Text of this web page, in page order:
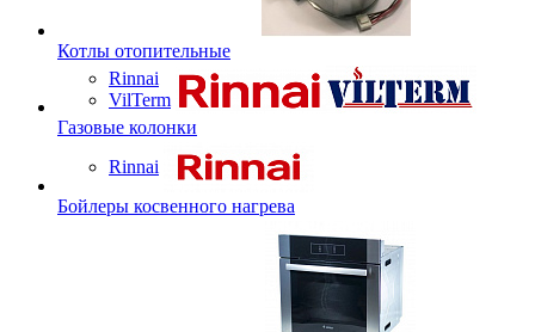
Котлы отопительные
Rinnai
VilTerm
Газовые колонки
Rinnai
Бойлеры косвенного нагрева